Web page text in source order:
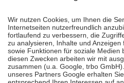
höchstens zehn Euro.
Es sind jedoch
Kosten der Leistung zu entrichten.
Diese Regeln gelten grundsätzlich
Bei Heilmitteln und häuslicher
Zuzahlung zehn Prozent der Kosten
Verordnung.
Um das Engagement der Versicherten